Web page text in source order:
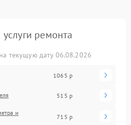
ремонта
текущую дату 06.08.2026
1065 р
515 р
и
715 р